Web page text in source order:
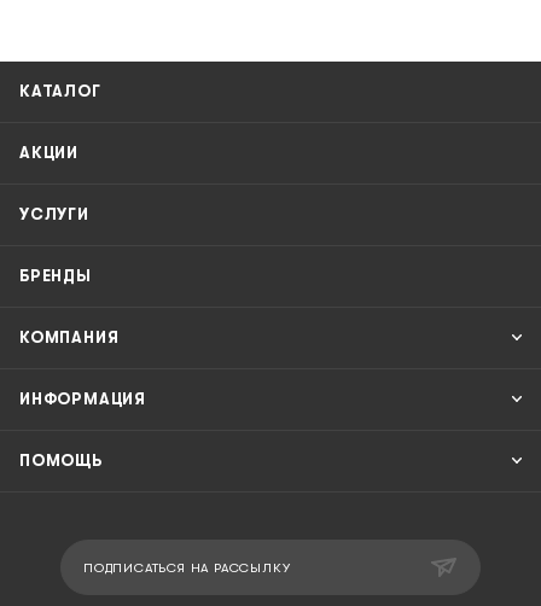
КАТАЛОГ
АКЦИИ
УСЛУГИ
БРЕНДЫ
КОМПАНИЯ
ИНФОРМАЦИЯ
ПОМОЩЬ
ПОДПИСАТЬСЯ НА РАССЫЛКУ